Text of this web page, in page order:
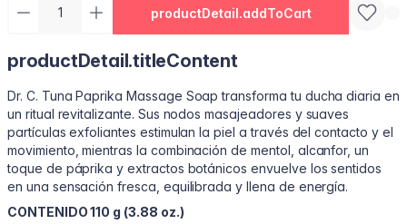
productDetail.addToCart
productDetail.titleContent
Dr. C. Tuna Paprika Massage Soap transforma tu ducha diaria en
un ritual revitalizante. Sus nodos masajeadores y suaves
partículas exfoliantes estimulan la piel a través del contacto y el
movimiento, mientras la combinación de mentol, alcanfor, un
toque de páprika y extractos botánicos envuelve los sentidos
en una sensación fresca, equilibrada y llena de energía.
CONTENIDO 110 g (3.88 oz.)